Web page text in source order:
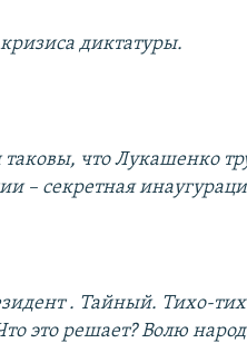
диктатуры.
что Лукашенко
– секретная
. Тайный. Тихо-
это решает? Волю